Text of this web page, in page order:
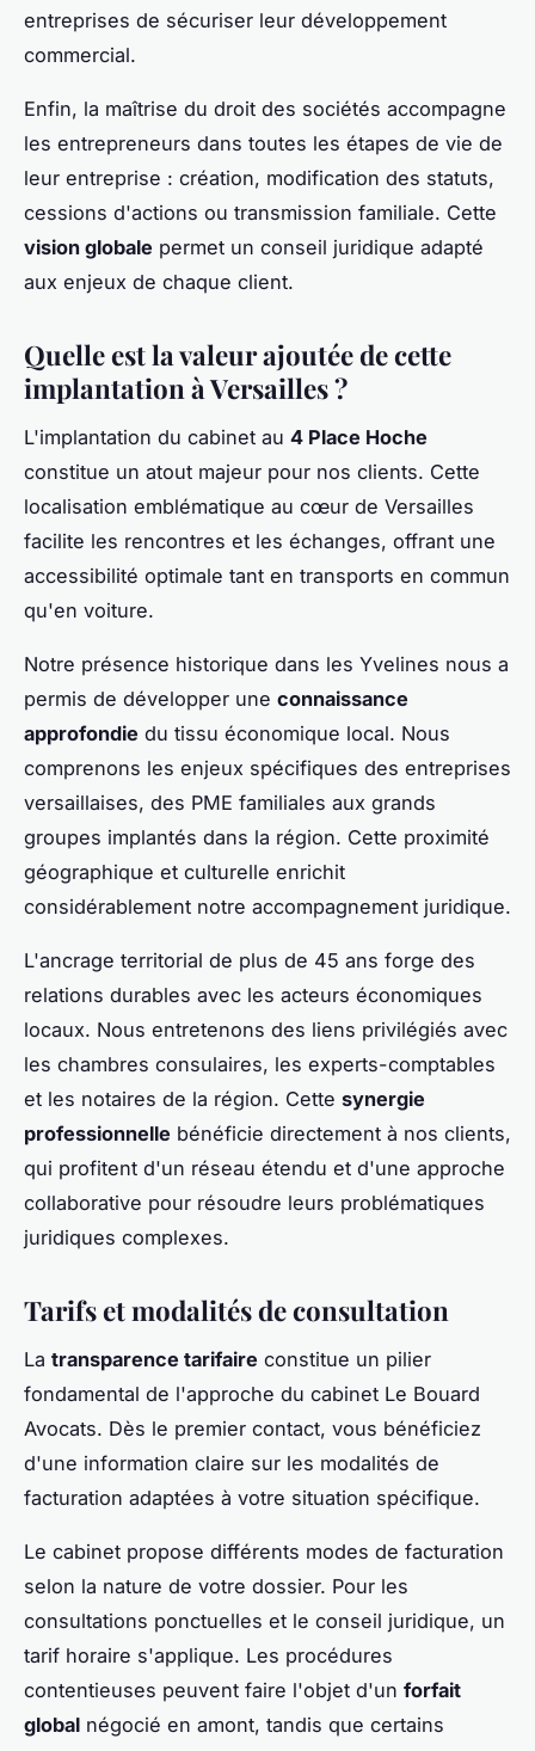
entreprises de sécuriser leur développement
commercial.
Enfin, la maîtrise du droit des sociétés accompagne
les entrepreneurs dans toutes les étapes de vie de
leur entreprise : création, modification des statuts,
cessions d'actions ou transmission familiale. Cette
vision globale permet un conseil juridique adapté
aux enjeux de chaque client.
Quelle est la valeur ajoutée de cette
implantation à Versailles ?
L'implantation du cabinet au 4 Place Hoche
constitue un atout majeur pour nos clients. Cette
localisation emblématique au cœur de Versailles
facilite les rencontres et les échanges, offrant une
accessibilité optimale tant en transports en commun
qu'en voiture.
Notre présence historique dans les Yvelines nous a
permis de développer une connaissance
approfondie du tissu économique local. Nous
comprenons les enjeux spécifiques des entreprises
versaillaises, des PME familiales aux grands
groupes implantés dans la région. Cette proximité
géographique et culturelle enrichit
considérablement notre accompagnement juridique.
L'ancrage territorial de plus de 45 ans forge des
relations durables avec les acteurs économiques
locaux. Nous entretenons des liens privilégiés avec
les chambres consulaires, les experts-comptables
et les notaires de la région. Cette synergie
professionnelle bénéficie directement à nos clients,
qui profitent d'un réseau étendu et d'une approche
collaborative pour résoudre leurs problématiques
juridiques complexes.
Tarifs et modalités de consultation
La transparence tarifaire constitue un pilier
fondamental de l'approche du cabinet Le Bouard
Avocats. Dès le premier contact, vous bénéficiez
d'une information claire sur les modalités de
facturation adaptées à votre situation spécifique.
Le cabinet propose différents modes de facturation
selon la nature de votre dossier. Pour les
consultations ponctuelles et le conseil juridique, un
tarif horaire s'applique. Les procédures
contentieuses peuvent faire l'objet d'un forfait
global négocié en amont, tandis que certains